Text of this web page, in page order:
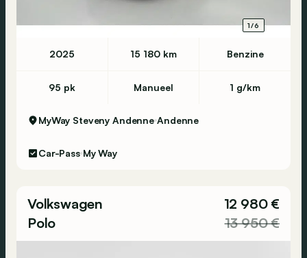
1/6
2025 15 180 km Benzine
95 pk Manueel 1 g/km
MyWay Steveny Andenne Andenne
Car-Pass My Way
Volkswagen
Polo
12 980 €
13 950 €